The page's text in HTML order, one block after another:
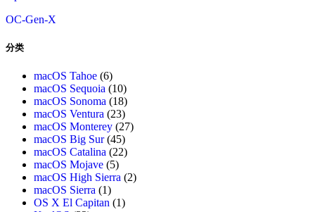
OC-Gen-X
分类
macOS Tahoe (6)
macOS Sequoia (10)
macOS Sonoma (18)
macOS Ventura (23)
macOS Monterey (27)
macOS Big Sur(45)
macOS Catalina (22)
macOS Mojave (5)
macOS High Sierra (2)
macOS Sierra (1)
OS X El Capitan (1)